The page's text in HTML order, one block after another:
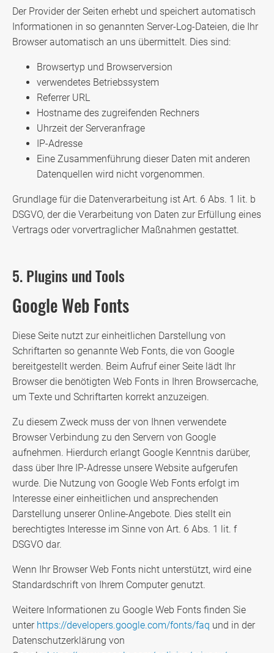
Der Provider der Seiten erhebt und speichert automatisch
Informationen in so genannten Server-Log-Dateien, die Ihr
Browser automatisch an uns übermittelt. Dies sind:
Browsertyp und Browserversion
verwendetes Betriebssystem
Referrer URL
Hostname des zugreifenden Rechners
Uhrzeit der Serveranfrage
IP-Adresse
Eine Zusammenführung dieser Daten mit anderen
Datenquellen wird nicht vorgenommen.
Grundlage für die Datenverarbeitung ist Art. 6 Abs. 1 lit. b
DSGVO, der die Verarbeitung von Daten zur Erfüllung eines
Vertrags oder vorvertraglicher Maßnahmen gestattet.
5. Plugins und Tools
Google Web Fonts
Diese Seite nutzt zur einheitlichen Darstellung von
Schriftarten so genannte Web Fonts, die von Google
bereitgestellt werden. Beim Aufruf einer Seite lädt Ihr
Browser die benötigten Web Fonts in Ihren Browsercache,
um Texte und Schriftarten korrekt anzuzeigen.
Zu diesem Zweck muss der von Ihnen verwendete
Browser Verbindung zu den Servern von Google
aufnehmen. Hierdurch erlangt Google Kenntnis darüber,
dass über Ihre IP-Adresse unsere Website aufgerufen
wurde. Die Nutzung von Google Web Fonts erfolgt im
Interesse einer einheitlichen und ansprechenden
Darstellung unserer Online-Angebote. Dies stellt ein
berechtigtes Interesse im Sinne von Art. 6 Abs. 1 lit. f
DSGVO dar.
Wenn Ihr Browser Web Fonts nicht unterstützt, wird eine
Standardschrift von Ihrem Computer genutzt.
Weitere Informationen zu Google Web Fonts finden Sie
unter https://developers.google.com/fonts/faq und in der
Datenschutzerklärung von